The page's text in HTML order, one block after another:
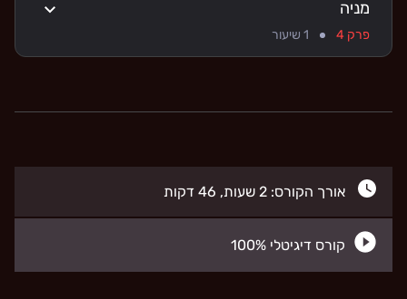
מניה
פרק 4 1 שיעור
אורך הקורס: 2 שעות, 46 דקות
קורס דיגיטלי 100%